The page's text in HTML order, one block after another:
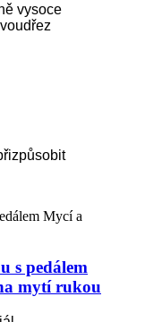
vysoce
s pedálem
mytí rukou